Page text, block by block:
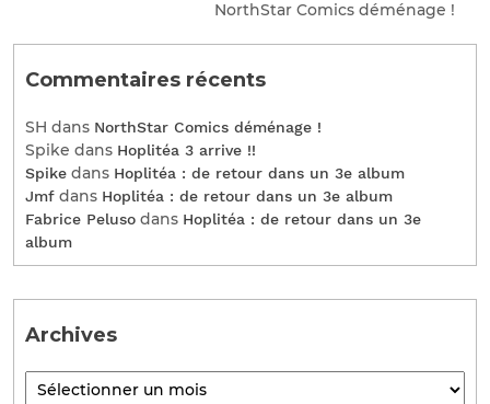
NorthStar Comics déménage !
Commentaires récents
SH dans NorthStar Comics déménage !
Spike dans Hoplitéa 3 arrive !!
Spike dans Hoplitéa : de retour dans un 3e album
Jmf dans Hoplitéa : de retour dans un 3e album
Fabrice Peluso dans Hoplitéa : de retour dans un 3e
album
Archives